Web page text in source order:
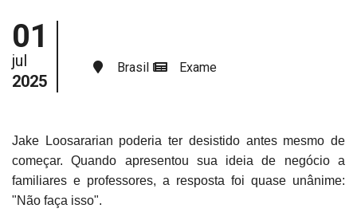
01
jul
2025
Brasil Exame
Jake Loosararian poderia ter desistido antes mesmo de
começar. Quando apresentou sua ideia de negócio a
familiares e professores, a resposta foi quase unânime:
"Não faça isso".